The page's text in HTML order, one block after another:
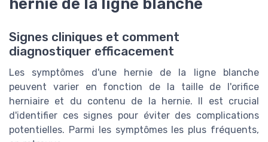
hernie de la ligne blanche
Signes cliniques et comment
diagnostiquer efficacement
Les symptômes d'une hernie de la ligne blanche
peuvent varier en fonction de la taille de l'orifice
herniaire et du contenu de la hernie. Il est crucial
d'identifier ces signes pour éviter des complications
potentielles. Parmi les symptômes les plus fréquents,